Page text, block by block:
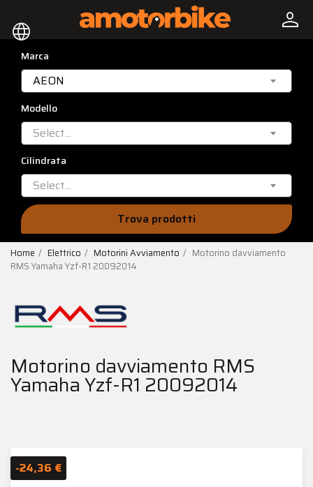
language person
Marca
AEON
Modello
Select...
Cilindrata
Select...
Trova prodotti
Home Elettrico Motorini Avviamento
Motorino davviamento
RMS Yamaha Yzf-R1 20092014
Motorino davviamento RMS
Yamaha Yzf-R1 20092014
-24,36 €